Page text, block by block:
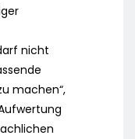
nicht
machen“,